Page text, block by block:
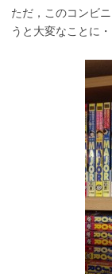
ただ，このコンビ
うと大変なことに・